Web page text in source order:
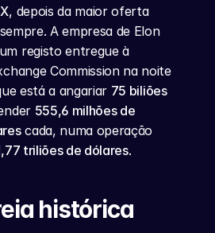
, depois da maior oferta
A empresa de Elon
registo entregue à
Commission na noite
está a angariar 75 biliões
555,6 milhões de
cada, numa operação
triliões de dólares.
histórica